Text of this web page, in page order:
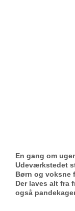
En gang om
Udeværkstedet
Børn og voksne
Der laves alt fra
også